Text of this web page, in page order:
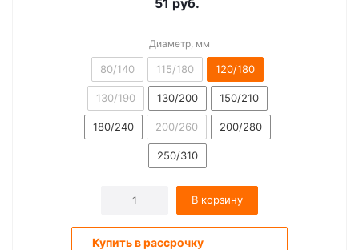
51 руб.
Диаметр, мм
80/140 115/180 120/180
130/190 130/200 150/210
180/240 200/260 200/280
250/310
В корзину
Купить в рассрочку